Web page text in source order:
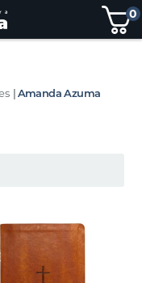
0
|Amanda Azuma